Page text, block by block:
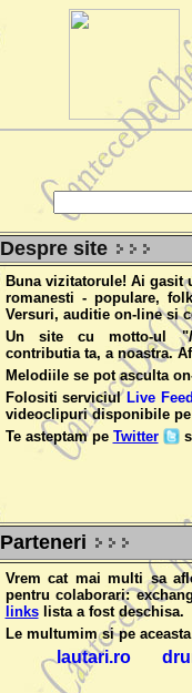
Despre site
Buna vizitatorule! Ai gasit
romanesti - populare,
Versuri, auditie on-line si
Un site cu motto-ul "
contributia ta, a noastra.
Melodiile se pot asculta
Folositi serviciul Live Feed
videoclipuri disponibile
Te asteptam pe Twitter
Parteneri
Vrem cat mai multi sa
pentru colaborari:
linkslista a fost deschisa.
Le multumim si pe
lautari.ro